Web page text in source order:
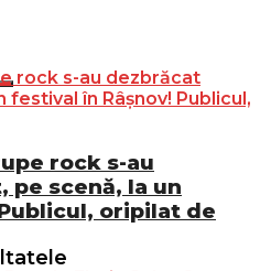
rock s-au
pe scenă, la un
oripilat de